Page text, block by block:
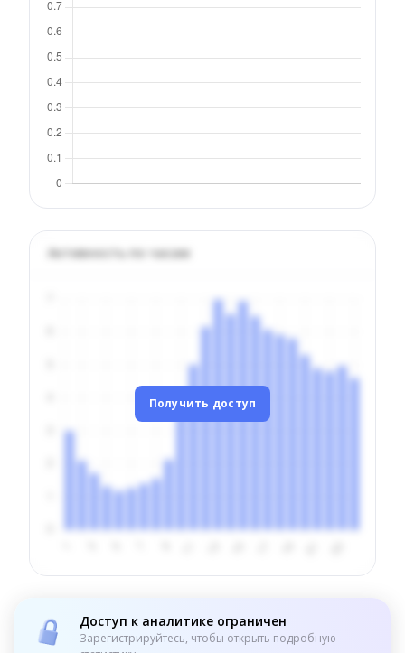
Активность по часам
Получить доступ
Доступ к аналитике ограничен
Зарегистрируйтесь, чтобы открыть подробную